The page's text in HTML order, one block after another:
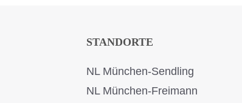
STANDORTE
NL München-Sendling
NL München-Freimann